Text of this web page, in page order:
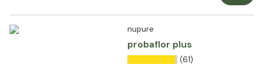
nupure
probaflor plus
(61)